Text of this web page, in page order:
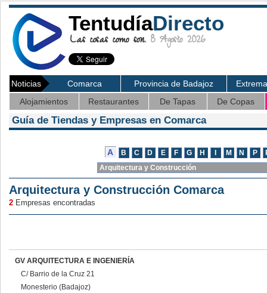
TentudíaDirecto
Las cosas como son. 8 Agosto 2026
Noticias Comarca Provincia de Badajoz
Alojamientos
Restaurantes De Tapas De Copas
Guía de Tiendas y Empresas en Comarca
Arquitectura y Construcción Comarca
2 Empresas encontradas
GV ARQUITECTURA E INGENIERÍA
C/ Barrio de la Cruz 21
Monesterio (Badajoz)